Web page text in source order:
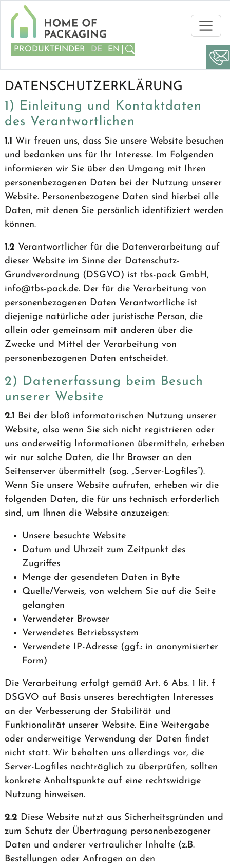
PRODUKTFINDER DE EN
DATENSCHUTZERKLÄRUNG
1) Einleitung und Kontaktdaten
des Verantwortlichen
1.1 Wir freuen uns, dass Sie unsere Website besuchen
und bedanken uns für Ihr Interesse. Im Folgenden
informieren wir Sie über den Umgang mit Ihren
personenbezogenen Daten bei der Nutzung unserer
Website. Personenbezogene Daten sind hierbei alle
Daten, mit denen Sie persönlich identifiziert werden
können.
1.2 Verantwortlicher für die Datenverarbeitung auf
dieser Website im Sinne der Datenschutz-
Grundverordnung (DSGVO) ist tbs-pack GmbH,
info@tbs-pack.de. Der für die Verarbeitung von
personenbezogenen Daten Verantwortliche ist
diejenige natürliche oder juristische Person, die
allein oder gemeinsam mit anderen über die
Zwecke und Mittel der Verarbeitung von
personenbezogenen Daten entscheidet.
2) Datenerfassung beim Besuch
unserer Website
2.1 Bei der bloß informatorischen Nutzung unserer
Website, also wenn Sie sich nicht registrieren oder
uns anderweitig Informationen übermitteln, erheben
wir nur solche Daten, die Ihr Browser an den
Seitenserver übermittelt (sog. „Server-Logfiles“).
Wenn Sie unsere Website aufrufen, erheben wir die
folgenden Daten, die für uns technisch erforderlich
sind, um Ihnen die Website anzuzeigen:
Unsere besuchte Website
Datum und Uhrzeit zum Zeitpunkt des
Zugriffes
Menge der gesendeten Daten in Byte
Quelle/Verweis, von welchem Sie auf die Seite
gelangten
Verwendeter Browser
Verwendetes Betriebssystem
Verwendete IP-Adresse (ggf.: in anonymisierter
Form)
Die Verarbeitung erfolgt gemäß Art. 6 Abs. 1 lit. f
DSGVO auf Basis unseres berechtigten Interesses
an der Verbesserung der Stabilität und
Funktionalität unserer Website. Eine Weitergabe
oder anderweitige Verwendung der Daten findet
nicht statt. Wir behalten uns allerdings vor, die
Server-Logfiles nachträglich zu überprüfen, sollten
konkrete Anhaltspunkte auf eine rechtswidrige
Nutzung hinweisen.
2.2 Diese Website nutzt aus Sicherheitsgründen und
zum Schutz der Übertragung personenbezogener
Daten und anderer vertraulicher Inhalte (z.B.
Bestellungen oder Anfragen an den
Suchen